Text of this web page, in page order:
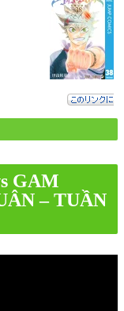
GAM
– TUẦN